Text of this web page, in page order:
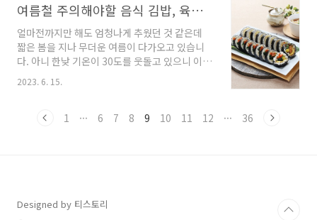
장 많이 들은 단어 중 하나가 바로 청년도약계좌
가 아닐까 싶습니다. 대부분의 사람들이 어렴풋
이 아는 내용으로는 5년 만기면 5천만원으로 만
들어준다 이 정도가 아닐까 싶습니다. 청년도약
계좌와 전혀 상관이 없으신 분들은 이 정도만 아
셔도 다 아신게 아닐까 싶습니다만 자세한 내용
며 매월 70만원 한도 내에서 자유롭게 납입을 하
여름철 주의해야할 음식 김밥, 육회, 닭고기 등
얼마전까지만 해도 엄청나게 추웠던 것 같은데
짧은 봄을 지나 무더운 여름이 다가오고 있습니
다. 아니 한낮 기온이 30도를 웃돌고 있으니 이미
다가왔다고 할 수 있겠네요.많은 사람들이 여름
에는 물놀이나 휴가 중 주의해야 할 사항들, 그러
만 정작 조심해고 주의해야할 것은 먹거리에 있
째, 어쩌면 많은 사람들이 예상하셨을 음식 김밥
2023. 6. 15.
1 ··· 6 7 8 9 10 11 12 ··· 36
Designed by 티스토리